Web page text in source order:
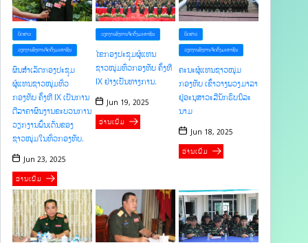
ບົດຂ່າວ
ວຽກງານອົງການຈັດຕັ້ງມະຫາຊົນ
ຜົນສໍາເລັດກອງປະຊຸມ
ຜູ້ແທນຊາວໜຸ່ມທົ່ວ
ກອງທັບ ຄັ້ງທີ IX ເປັນການ
ຕີລາຄາຜົນງານຂະບວນການ
ວຽກງານພົ້ນເດັ່ນຂອງ
ຊາວໜຸ່ມໃນທົ່ວກອງທັບ.
Jun 23, 2025
ອ່ານເພີ່ມ
ວຽກງານອົງການຈັດຕັ້ງມະຫາຊົນ
ໄຂກອງປະຊຸມຜູ້ແທນ
ຊາວໜຸ່ມທົ່ວກອງທັບ ຄັ້ງທີ
IX ຢ່າງເປັນທາງການ.
Jun 19, 2025
ອ່ານເພີ່ມ
ບົດຂ່າວ
ວຽກງານອົງການຈັດຕັ້ງມະຫາຊົນ
ຄະນະຜູ້ແທນຊາວໜຸ່ມ
ກອງທັບ ເຂົ້າວາງພວງມາລາ
ຢູ່ອະນຸສາວະລີນັກຮົບນິລະ
ນາມ
Jun 18, 2025
ອ່ານເພີ່ມ